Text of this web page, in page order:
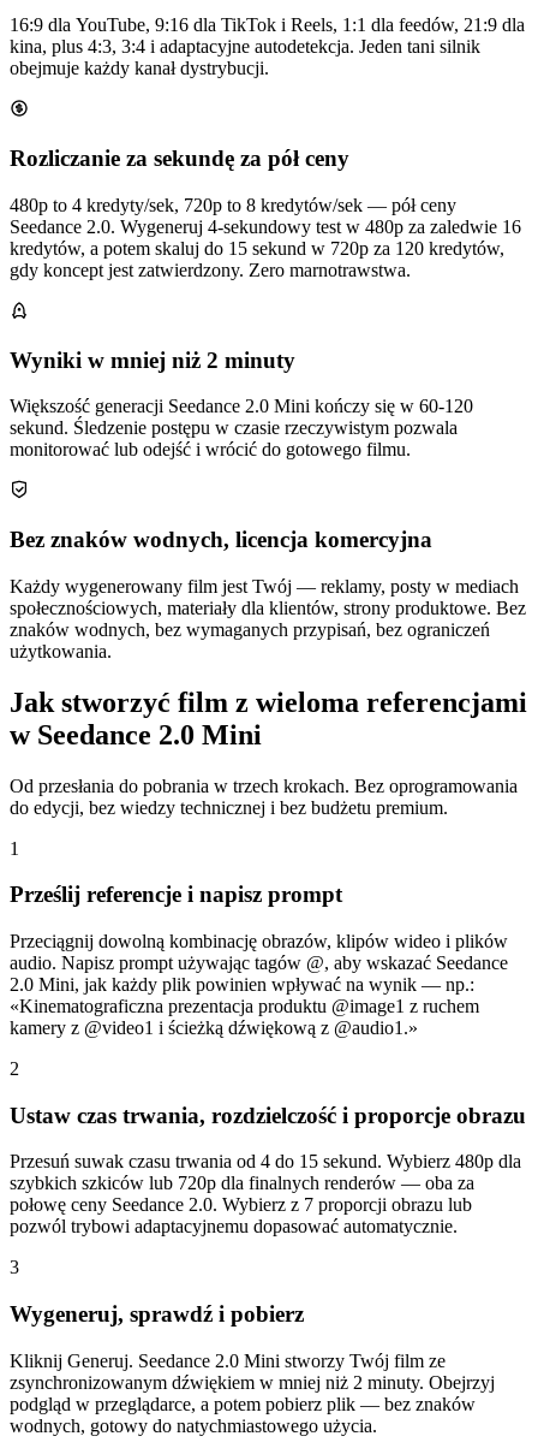
16:9 dla YouTube, 9:16 dla TikTok i Reels, 1:1 dla feedów, 21:9 dla
kina, plus 4:3, 3:4 i adaptacyjne autodetekcja. Jeden tani silnik
obejmuje każdy kanał dystrybucji.
Rozliczanie za sekundę za pół ceny
480p to 4 kredyty/sek, 720p to 8 kredytów/sek — pół ceny
Seedance 2.0. Wygeneruj 4-sekundowy test w 480p za zaledwie 16
kredytów, a potem skaluj do 15 sekund w 720p za 120 kredytów,
gdy koncept jest zatwierdzony. Zero marnotrawstwa.
Wyniki w mniej niż 2 minuty
Większość generacji Seedance 2.0 Mini kończy się w 60-120
sekund. Śledzenie postępu w czasie rzeczywistym pozwala
monitorować lub odejść i wrócić do gotowego filmu.
Bez znaków wodnych, licencja komercyjna
Każdy wygenerowany film jest Twój — reklamy, posty w mediach
społecznościowych, materiały dla klientów, strony produktowe. Bez
znaków wodnych, bez wymaganych przypisań, bez ograniczeń
użytkowania.
Jak stworzyć film z wieloma referencjami
w Seedance 2.0 Mini
Od przesłania do pobrania w trzech krokach. Bez oprogramowania
do edycji, bez wiedzy technicznej i bez budżetu premium.
1
Prześlij referencje i napisz prompt
Przeciągnij dowolną kombinację obrazów, klipów wideo i plików
audio. Napisz prompt używając tagów @, aby wskazać Seedance
2.0 Mini, jak każdy plik powinien wpływać na wynik — np.:
«Kinematograficzna prezentacja produktu @image1 z ruchem
kamery z @video1 i ścieżką dźwiękową z @audio1.»
2
Ustaw czas trwania, rozdzielczość i proporcje obrazu
Przesuń suwak czasu trwania od 4 do 15 sekund. Wybierz 480p dla
szybkich szkiców lub 720p dla finalnych renderów — oba za
połowę ceny Seedance 2.0. Wybierz z 7 proporcji obrazu lub
pozwól trybowi adaptacyjnemu dopasować automatycznie.
3
Wygeneruj, sprawdź i pobierz
Kliknij Generuj. Seedance 2.0 Mini stworzy Twój film ze
zsynchronizowanym dźwiękiem w mniej niż 2 minuty. Obejrzyj
podgląd w przeglądarce, a potem pobierz plik — bez znaków
wodnych, gotowy do natychmiastowego użycia.